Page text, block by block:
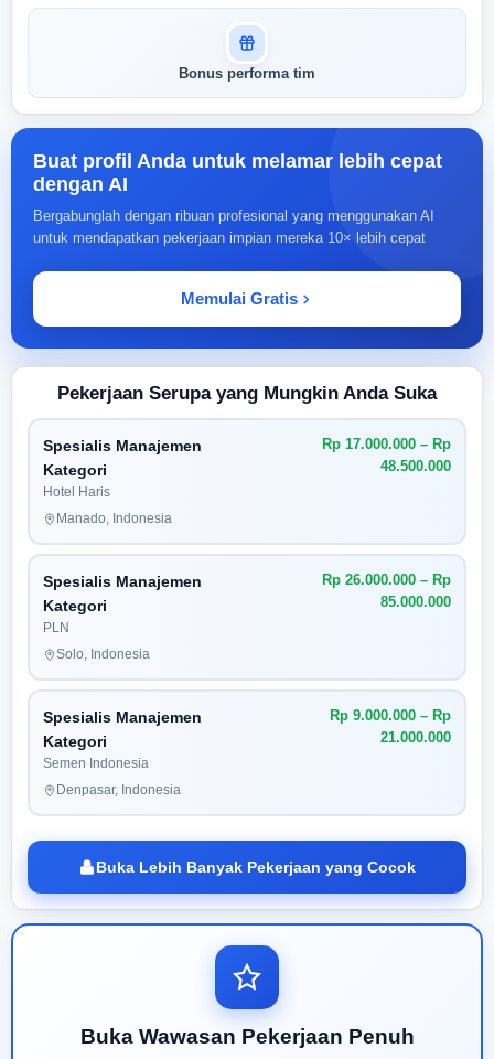
Bonus performa tim
Buat profil Anda untuk melamar lebih cepat
dengan AI
Bergabunglah dengan ribuan profesional yang menggunakan AI
untuk mendapatkan pekerjaan impian mereka 10× lebih cepat
Memulai Gratis
Pekerjaan Serupa yang Mungkin Anda Suka
Spesialis Manajemen
Kategori
Hotel Haris
Rp 17.000.000 – Rp
48.500.000
Manado, Indonesia
Spesialis Manajemen
Kategori
PLN
Rp 26.000.000 – Rp
85.000.000
Solo, Indonesia
Spesialis Manajemen
Kategori
Semen Indonesia
Rp 9.000.000 – Rp
21.000.000
Denpasar, Indonesia
Buka Lebih Banyak Pekerjaan yang Cocok
Buka Wawasan Pekerjaan Penuh